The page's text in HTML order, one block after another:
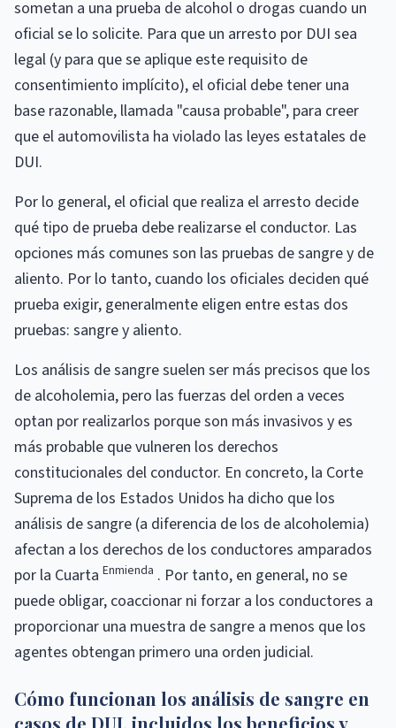
sometan a una prueba de alcohol o drogas cuando un
oficial se lo solicite. Para que un arresto por DUI sea
legal (y para que se aplique este requisito de
consentimiento implícito), el oficial debe tener una
base razonable, llamada "causa probable", para creer
que el automovilista ha violado las leyes estatales de
DUI.
Por lo general, el oficial que realiza el arresto decide
qué tipo de prueba debe realizarse el conductor. Las
opciones más comunes son las pruebas de sangre y de
aliento. Por lo tanto, cuando los oficiales deciden qué
prueba exigir, generalmente eligen entre estas dos
pruebas: sangre y aliento.
Los análisis de sangre suelen ser más precisos que los
de alcoholemia, pero las fuerzas del orden a veces
optan por realizarlos porque son más invasivos y es
más probable que vulneren los derechos
constitucionales del conductor. En concreto, la Corte
Suprema de los Estados Unidos ha dicho que los
análisis de sangre (a diferencia de los de alcoholemia)
afectan a los derechos de los conductores amparados
por la Cuarta Enmienda . Por tanto, en general, no se
puede obligar, coaccionar ni forzar a los conductores a
proporcionar una muestra de sangre a menos que los
agentes obtengan primero una orden judicial.
Cómo funcionan los análisis de sangre en
casos de DUI, incluidos los beneficios y